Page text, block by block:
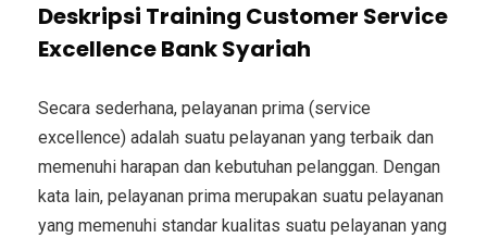
Deskripsi Training Customer Service
Excellence Bank Syariah
Secara sederhana, pelayanan prima (service
excellence) adalah suatu pelayanan yang terbaik dan
memenuhi harapan dan kebutuhan pelanggan. Dengan
kata lain, pelayanan prima merupakan suatu pelayanan
yang memenuhi standar kualitas suatu pelayanan yang